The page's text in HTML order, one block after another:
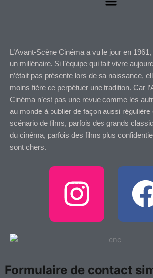
L’Avant-Scène Cinéma a vu le jour en
un millénaire. Si l’équipe qui fait vivre
n’était pas présente lors de sa naissance,
moins fière de perpétuer une tradition. Car
Cinéma n’est pas une revue comme les
au monde à publier de façon aussi
scénario de films, parfois des grands
du cinéma, parfois des films plus
sont chers.
I
n
t
Formulaire de contact